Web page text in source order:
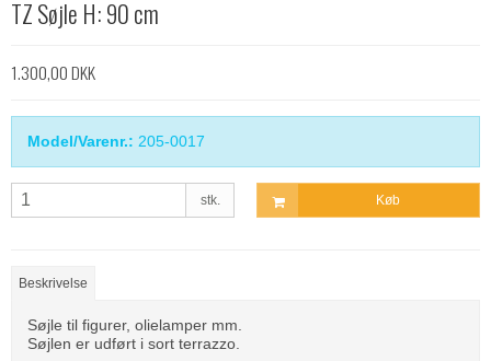
TZ Søjle H: 90 cm
1.300,00 DKK
Model/Varenr.: 205-0017
stk. Køb
Beskrivelse
Søjle til figurer, olielamper mm.
Søjlen er udført i sort terrazzo.